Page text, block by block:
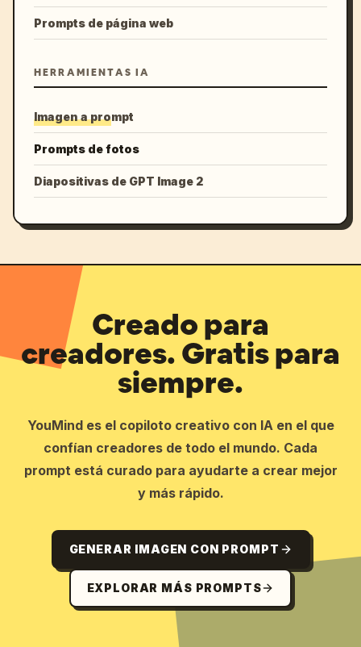
Prompts de página web
HERRAMIENTAS IA
Imagen a prompt
Prompts de fotos
Diapositivas de GPT Image 2
Creado para
creadores. Gratis para
siempre.
YouMind es el copiloto creativo con IA en el que
confían creadores de todo el mundo. Cada
prompt está curado para ayudarte a crear mejor
y más rápido.
GENERAR IMAGEN CON PROMPT
EXPLORAR MÁS PROMPTS